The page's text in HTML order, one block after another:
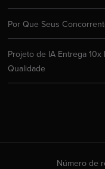
Por Que Seus
Projeto de IA Entrega
Qualidade
Número de